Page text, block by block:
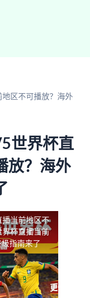
区不可播放？海外
世界杯直
放？海外
播当前地区不
界杯直播当前
指南来了